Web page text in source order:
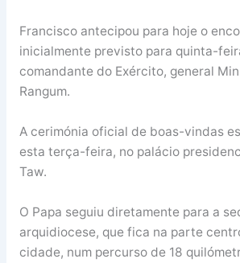
Francisco antecipou para hoje o
inicialmente previsto para quinta-
comandante do Exército, general
Rangum.
A cerimónia oficial de boas-vindas
esta terça-feira, no palácio
Taw.
O Papa seguiu diretamente para a
arquidiocese, que fica na parte
cidade, num percurso de 18